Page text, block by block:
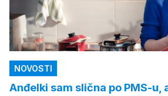
NOVOSTI
Anđelki sam slična po PMS-u,